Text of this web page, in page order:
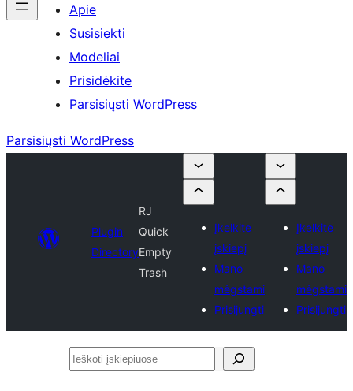
Apie
Susisiekti
Modeliai
Prisidėkite
Parsisiųsti WordPress
Parsisiųsti WordPress
Plugin
Directory
RJ
Quick
Empty
Trash
Įkelkite
įskiepį
Mano
mėgstami
Prisijungti
Įkelkite
įskiepį
Mano
mėgstami
Prisijungti
Ieškoti